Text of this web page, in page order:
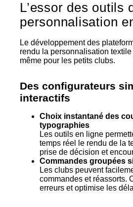
L’essor des outils
personnalisation
Le développement des
rendu la personnalisation
même pour les petits clubs.
Des configurateurs
interactifs
Choix instantané des
typographies
Les outils en ligne
temps réel le rendu de la
prise de décision et
Commandes groupées
Les clubs peuvent
commandes et réassorts.
erreurs et optimise les